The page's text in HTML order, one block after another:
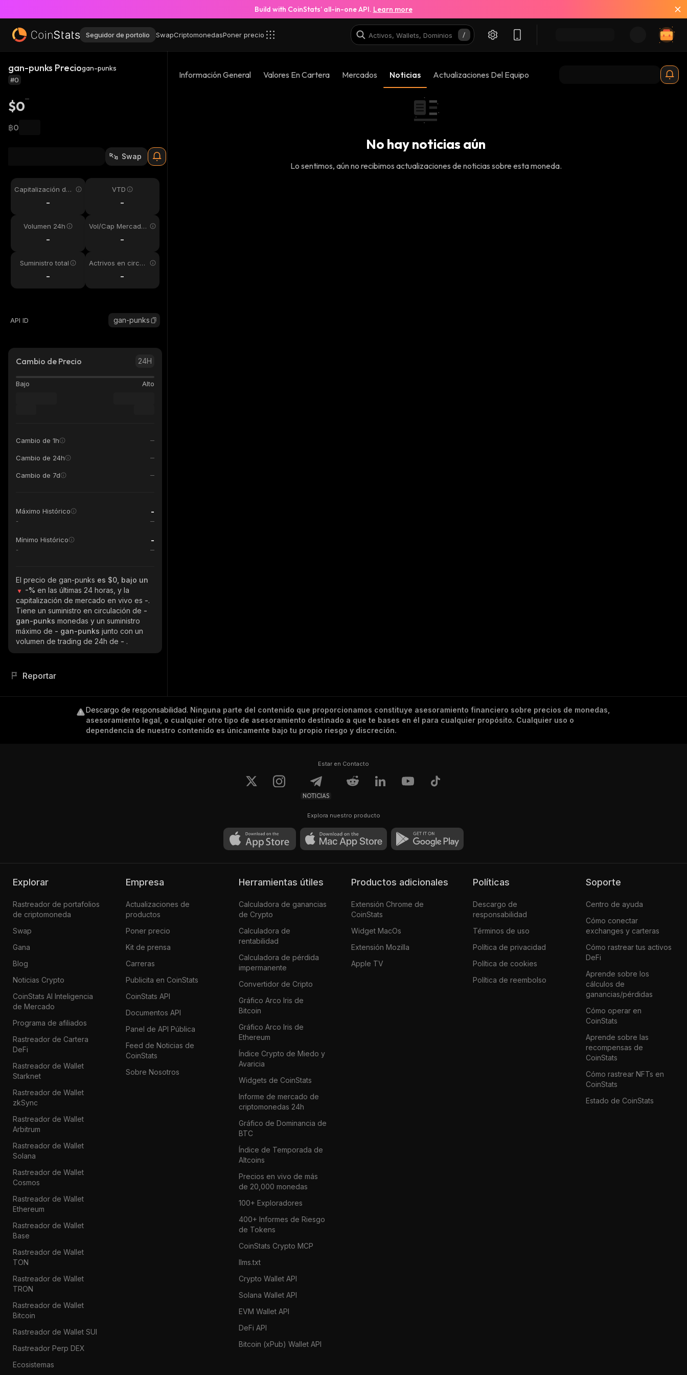
Build with CoinStats’ all-in-one API. Learn more
Seguidor de portolio SwapCriptomonedasPoner precio
gan-punks Preciogan-punks
#0
$0
฿0
Swap
Capitalización de
-
VTD
-
Volumen 24h
-
Vol/Cap Mercado
-
Suministro total
-
Actrivos en circul
-
API ID gan-punks
Cambio de Precio 24H
Bajo Alto
Cambio de 1h
Cambio de 24h
Cambio de 7d
Máximo Histórico -
-
Mínimo Histórico -
-
El precio de gan-punks es $0, bajo un
-% en las últimas 24 horas, y la
capitalización de mercado en vivo es -.
Tiene un suministro en circulación de -
gan-punks monedas y un suministro
máximo de - gan-punks junto con un
volumen de trading de 24h de - .
Reportar
Información General Valores En Cartera Mercados Noticias Actualizaciones Del Equipo
No hay noticias aún
Lo sentimos, aún no recibimos actualizaciones de noticias sobre esta moneda.
Descargo de responsabilidad. Ninguna parte del contenido que proporcionamos constituye asesoramiento financiero sobre precios de monedas,
asesoramiento legal, o cualquier otro tipo de asesoramiento destinado a que te bases en él para cualquier propósito. Cualquier uso o
dependencia de nuestro contenido es únicamente bajo tu propio riesgo y discreción.
Estar en Contacto
NOTICIAS
Explora nuestro producto
Explorar
Rastreador de portafolios
de criptomoneda
Swap
Gana
Blog
Noticias Crypto
CoinStats AI Inteligencia
de Mercado
Programa de afiliados
Rastreador de Cartera
DeFi
Rastreador de Wallet
Starknet
Rastreador de Wallet
zkSync
Rastreador de Wallet
Arbitrum
Rastreador de Wallet
Solana
Rastreador de Wallet
Cosmos
Rastreador de Wallet
Ethereum
Rastreador de Wallet
Base
Rastreador de Wallet
TON
Rastreador de Wallet
TRON
Rastreador de Wallet
Bitcoin
Rastreador de Wallet SUI
Rastreador Perp DEX
Ecosistemas
Empresa
Actualizaciones de
productos
Poner precio
Kit de prensa
Carreras
Publicita en CoinStats
CoinStats API
Documentos API
Panel de API Pública
Feed de Noticias de
CoinStats
Sobre Nosotros
Herramientas útiles
Calculadora de ganancias
de Crypto
Calculadora de
rentabilidad
Calculadora de pérdida
impermanente
Convertidor de Cripto
Gráfico Arco Iris de
Bitcoin
Gráfico Arco Iris de
Ethereum
Índice Crypto de Miedo y
Avaricia
Widgets de CoinStats
Informe de mercado de
criptomonedas 24h
Gráfico de Dominancia de
BTC
Índice de Temporada de
Altcoins
Precios en vivo de más
de 20,000 monedas
100+ Exploradores
400+ Informes de Riesgo
de Tokens
CoinStats Crypto MCP
llms.txt
Crypto Wallet API
Solana Wallet API
EVM Wallet API
DeFi API
Bitcoin (xPub) Wallet API
Productos adicionales
Extensión Chrome de
CoinStats
Widget MacOs
Extensión Mozilla
Apple TV
Políticas
Descargo de
responsabilidad
Términos de uso
Política de privacidad
Política de cookies
Política de reembolso
Soporte
Centro de ayuda
Cómo conectar
exchanges y carteras
Cómo rastrear tus activos
DeFi
Aprende sobre los
cálculos de
ganancias/pérdidas
Cómo operar en
CoinStats
Aprende sobre las
recompensas de
CoinStats
Cómo rastrear NFTs en
CoinStats
Estado de CoinStats